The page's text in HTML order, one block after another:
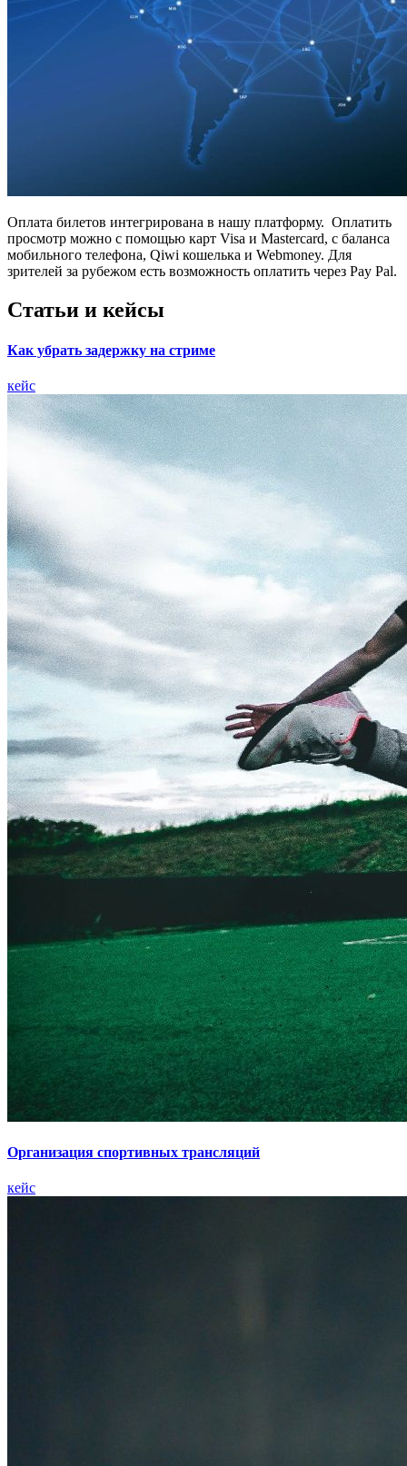
Оплата билетов интегрирована в нашу платформу. Оплатить
просмотр можно с помощью карт Visa и Mastercard, c баланса
мобильного телефона, Qiwi кошелька и Webmoney. Для
зрителей за рубежом есть возможность оплатить через Pay Pal.
Статьи и кейсы
Как убрать задержку на стриме
кейс
Организация спортивных трансляций
кейс